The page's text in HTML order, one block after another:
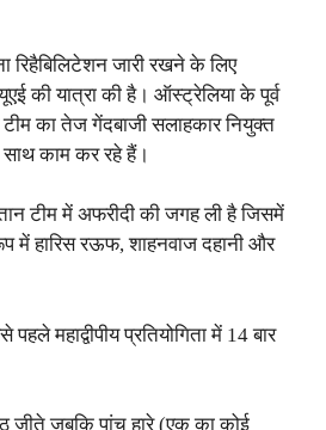
रिहैबिलिटेशन जारी रखने के लिए
की यात्रा की है। ऑस्ट्रेलिया के पूर्व
का तेज गेंदबाजी सलाहकार नियुक्त
साथ काम कर रहे हैं।
टीम में अफरीदी की जगह ली है जिसमें
में हारिस रऊफ, शाहनवाज दहानी और
महाद्वीपीय प्रतियोगिता में 14 बार
जबकि पांच हारे (एक का कोई